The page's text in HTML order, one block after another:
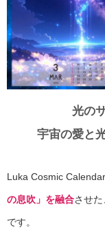
光の
宇宙の愛と
Luka Cosmic Calendar
の息吹」を融合させ
です。